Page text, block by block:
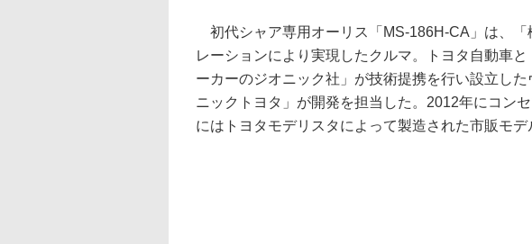
初代シャア専用オーリス「MS-186H-CA」は、「
レーションにより実現したクルマ。トヨタ自動車
ーカーのジオニック社」が技術提携を行い設立し
ニックトヨタ」が開発を担当した。2012年にコン
にはトヨタモデリスタによって製造された市販モデ